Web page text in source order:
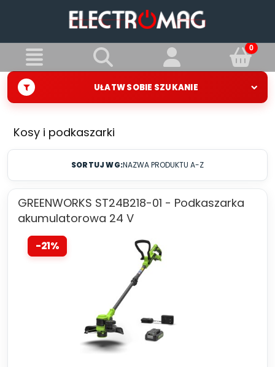
UŁATW SOBIE SZUKANIE
Kosy i podkaszarki
SORTUJ WG:NAZWA PRODUKTU A-Z
GREENWORKS ST24B218-01 - Podkaszarka
akumulatorowa 24 V
-21%